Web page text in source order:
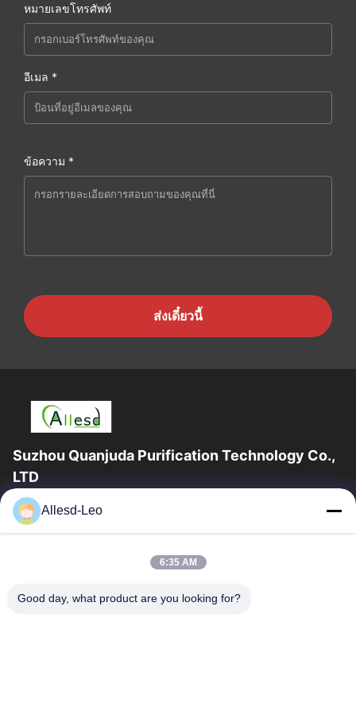
หมายเลขโทรศัพท์
อีเมล *
ข้อความ *
ส่งเดี๋ยวนี้
Suzhou Quanjuda Purification Technology Co.,
LTD
ประสบการณ์ 16 ปี ในฐานะผู้ผลิตและผู้ส่งออกผลิตภัณฑ์ ESD &
Cleanroom ชั้นนำ เราขอเสนออุปกรณ์และวัสดุสิ้นเปลือง ESD &
บ้าน
สินค้า
Allesd-Leo
6:35 AM
Good day, what product are you looking for?